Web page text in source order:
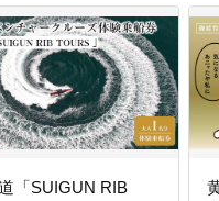
「SUIGUN RIB